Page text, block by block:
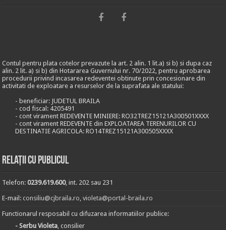
Contul pentru plata cotelor prevazute la art. 2 alin. 1 lit.a) si b) si dupa caz
alin. 2 lit. a) si b) din Hotararea Guvernului nr. 70/2022, pentru aprobarea
procedurii privind incasarea redeventei obtinute prin concesionare din
activitati de exploatare a resurselor de la suprafata ale statului:
- beneficiar: JUDETUL BRAILA
- cod fiscal: 4205491
- cont virament REDEVENTE MINIERE: RO32TREZ15121A300501XXXX
- cont virament REDEVENTE din EXPLOATAREA TERENURILOR CU
DESTINATIE AGRICOLA: RO14TREZ15121A300505XXXX
Relații cu publicul
Telefon:0239.619.600, int. 202 sau 231
E-mail:consiliu@cjbraila.ro,violeta@portal-braila.ro
Functionarul resposabil cu difuzarea informatiilor publice:
- Serbu Violeta, consilier